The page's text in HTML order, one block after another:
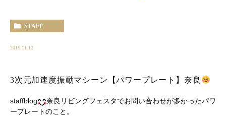
STAFF
2016.11.12
3次元加速度振動マシーン【パワープレート】奈良
staffblog
奈良リビングフェスタでお問い合わせが多かったパワ
ープレートのこと。